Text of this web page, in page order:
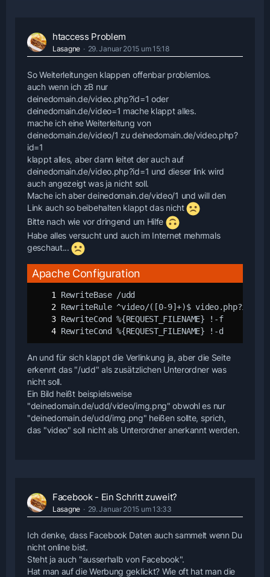
htaccess Problem
Lasagne 29. Januar 2015 um 15:18
So Weiterleitungen klappen offenbar problemlos.
auch wenn ich zB nur
deinedomain.de/video.php?id=1 oder
deinedomain.de/video=1 mache klappt alles.
mache ich eine Weiterleitung von
deinedomain.de/video/1 zu deinedomain.de/video.php?
id=1
klappt alles, aber dann leitet der auch auf
deinedomain.de/video.php?id=1 und dieser link wird
auch angezeigt was ja nicht soll.
Mache ich aber deinedomain.de/video/1 und will den
Link auch so beibehalten klappt das nicht
Bitte nach wie vor dringend um Hilfe
Habe alles versucht und auch im Internet mehrmals
geschaut...
Apache Configuration
RewriteCond %{REQUEST_FILENAME} !-f
RewriteCond %{REQUEST_FILENAME} !-d
An und für sich klappt die Verlinkung ja, aber die Seite
erkennt das "/udd" als zusätzlichen Unterordner was
nicht soll.
Ein Bild heißt beispielsweise
"deinedomain.de/udd/video/img.png" obwohl es nur
"deinedomain.de/udd/img.png" heißen sollte, sprich,
das "video" soll nicht als Unterordner anerkannt werden.
Facebook - Ein Schritt zuweit?
Lasagne 29. Januar 2015 um 13:33
Ich denke, dass Facebook Daten auch sammelt wenn Du
nicht online bist.
Steht ja auch "ausserhalb von Facebook".
Hat man auf die Werbung geklickt? Wie oft hat man die